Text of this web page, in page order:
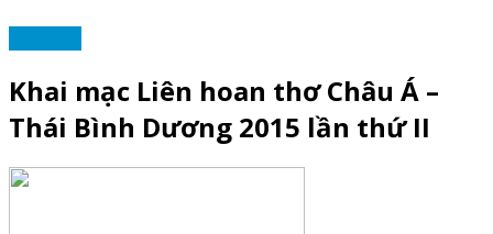
Khai mạc Liên hoan thơ Châu Á –
Thái Bình Dương 2015 lần thứ II